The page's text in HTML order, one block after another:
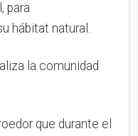
para
hábitat natural.
la comunidad
que durante el